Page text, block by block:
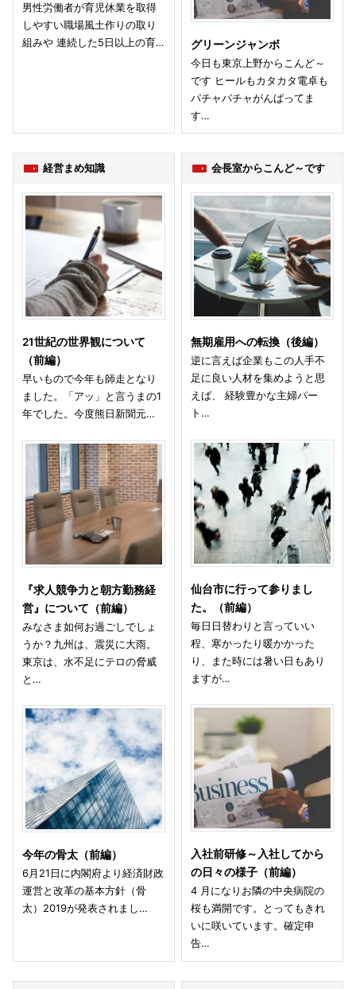
男性労働者が育児休業を取得
しやすい職場風土作りの取り
組みや 連続した5日以上の育…
グリーンジャンボ
今日も東京上野からこんど～
です ヒールもカタカタ電卓も
パチャパチャがんばってま
す…
経営まめ知識
21世紀の世界観について
（前編）
早いもので今年も師走となり
ました。「アッ」と言うまの1
年でした。今度熊日新聞元…
『求人競争力と朝方勤務経
営』について（前編）
みなさま如何お過ごしでしょ
うか？九州は、震災に大雨。
東京は、水不足にテロの脅威
と…
今年の骨太（前編）
6月21日に内閣府より経済財政
運営と改革の基本方針（骨
太）2019が発表されまし…
会長室からこんど～です
無期雇用への転換（後編）
逆に言えば企業もこの人手不
足に良い人材を集めようと思
えば、 経験豊かな主婦パー
ト…
仙台市に行って参りまし
た。（前編）
毎日日替わりと言っていい
程、寒かったり暖かかった
り、また時には暑い日もあり
ますが…
入社前研修～入社してから
の日々の様子（前編）
4 月になりお隣の中央病院の
桜も満開です。とってもきれ
いに咲いています。確定申
告…